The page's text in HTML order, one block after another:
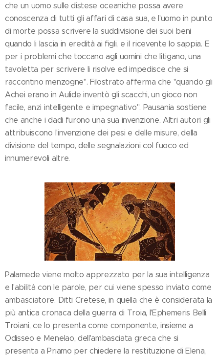
che un uomo sulle distese oceaniche possa avere
conoscenza di tutti gli affari di casa sua, e l'uomo in punto
di morte possa scrivere la suddivisione dei suoi beni
quando li lascia in eredità ai figli, e il ricevente lo sappia. E
per i problemi che toccano agli uomini che litigano, una
tavoletta per scrivere li risolve ed impedisce che si
raccontino menzogne". Filostrato afferma che "quando gli
Achei erano in Aulide inventò gli scacchi, un gioco non
facile, anzi intelligente e impegnativo". Pausania sostiene
che anche i dadi furono una sua invenzione. Altri autori gli
attribuiscono l'invenzione dei pesi e delle misure, della
divisione del tempo, delle segnalazioni col fuoco ed
innumerevoli altre.
Palamede viene molto apprezzato per la sua intelligenza
e l'abilità con le parole, per cui viene spesso inviato come
ambasciatore. Ditti Cretese, in quella che è considerata la
più antica cronaca della guerra di Troia, l'Ephemeris Belli
Troiani, ce lo presenta come componente, insieme a
Odisseo e Menelao, dell'ambasciata greca che si
presenta a Priamo per chiedere la restituzione di Elena,